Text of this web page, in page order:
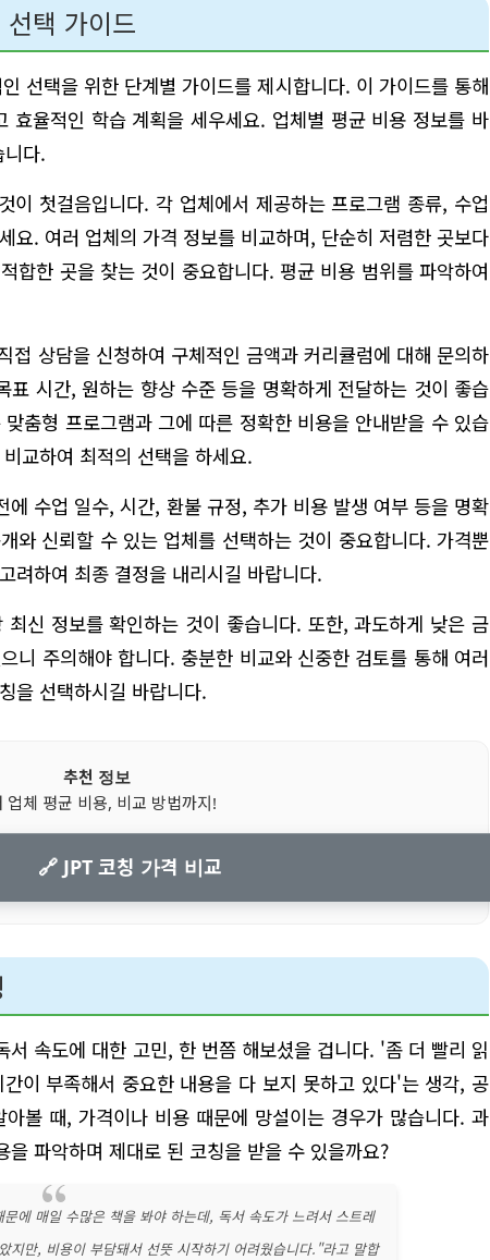
택 가이드
선택을 위한 단계별 가이드를 제시합니다. 이 가이드를 통해
효율적인 학습 계획을 세우세요. 업체별 평균 비용 정보를 바
다.
이 첫걸음입니다. 각 업체에서 제공하는 프로그램 종류, 수업
요. 여러 업체의 가격 정보를 비교하며, 단순히 저렴한 곳보다
합한 곳을 찾는 것이 중요합니다. 평균 비용 범위를 파악하여
접 상담을 신청하여 구체적인 금액과 커리큘럼에 대해 문의하
시간, 원하는 향상 수준 등을 명확하게 전달하는 것이 좋습
춤형 프로그램과 그에 따른 정확한 비용을 안내받을 수 있습
교하여 최적의 선택을 하세요.
에 수업 일수, 시간, 환불 규정, 추가 비용 발생 여부 등을 명확
와 신뢰할 수 있는 업체를 선택하는 것이 중요합니다. 가격뿐
려하여 최종 결정을 내리시길 바랍니다.
신 정보를 확인하는 것이 좋습니다. 또한, 과도하게 낮은 금
니 주의해야 합니다. 충분한 비교와 신중한 검토를 통해 여러
을 선택하시길 바랍니다.
추천 정보
업체 평균 비용, 비교 방법까지!
🔗 JPT 코칭 가격 비교
서 속도에 대한 고민, 한 번쯤 해보셨을 겁니다. '좀 더 빨리 읽
이 부족해서 중요한 내용을 다 보지 못하고 있다'는 생각, 공
볼 때, 가격이나 비용 때문에 망설이는 경우가 많습니다. 과
파악하며 제대로 된 코칭을 받을 수 있을까요?
에 매일 수많은 책을 봐야 하는데, 독서 속도가 느려서 스트레
지만, 비용이 부담돼서 선뜻 시작하기 어려웠습니다."라고 말합